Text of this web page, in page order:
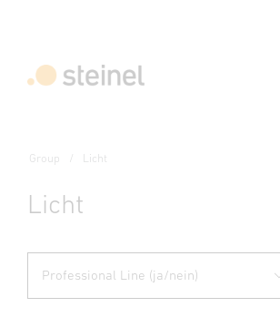
Group Licht
Licht
Professional Line (ja/nein)